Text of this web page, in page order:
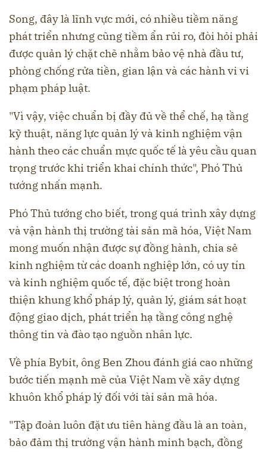
Song, đây là lĩnh vực mới, có nhiều tiềm năng
phát triển nhưng cũng tiềm ẩn rủi ro, đòi hỏi phải
được quản lý chặt chẽ nhằm bảo vệ nhà đầu tư,
phòng chống rửa tiền, gian lận và các hành vi vi
phạm pháp luật.
"Vì vậy, việc chuẩn bị đầy đủ về thể chế, hạ tầng
kỹ thuật, năng lực quản lý và kinh nghiệm vận
hành theo các chuẩn mực quốc tế là yêu cầu quan
trọng trước khi triển khai chính thức", Phó Thủ
tướng nhấn mạnh.
Phó Thủ tướng cho biết, trong quá trình xây dựng
và vận hành thị trường tài sản mã hóa, Việt Nam
mong muốn nhận được sự đồng hành, chia sẻ
kinh nghiệm từ các doanh nghiệp lớn, có uy tín
và kinh nghiệm quốc tế, đặc biệt trong hoàn
thiện khung khổ pháp lý, quản lý, giám sát hoạt
động giao dịch, phát triển hạ tầng công nghệ
thông tin và đào tạo nguồn nhân lực.
Về phía Bybit, ông Ben Zhou đánh giá cao những
bước tiến mạnh mẽ của Việt Nam về xây dựng
khuôn khổ pháp lý đối với tài sản mã hóa.
"Tập đoàn luôn đặt ưu tiên hàng đầu là an toàn,
bảo đảm thị trường vận hành minh bạch, đồng